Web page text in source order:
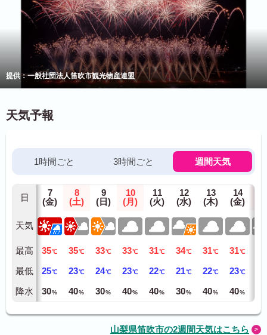
提供：一般社団法人笛吹市観光物産連盟
天気予報
1時間ごと 3時間ごと 週間天気
日
天気
最高
最低
降水
7
(金)
35℃
25℃
30%
8
(土)
35℃
23℃
40%
9
(日)
33℃
24℃
30%
10
(月)
33℃
23℃
40%
11
(火)
31℃
22℃
40%
12
(水)
34℃
21℃
30%
13
(木)
31℃
22℃
40%
14
(金)
31℃
23℃
40%
山梨県笛吹市の2週間天気はこちら